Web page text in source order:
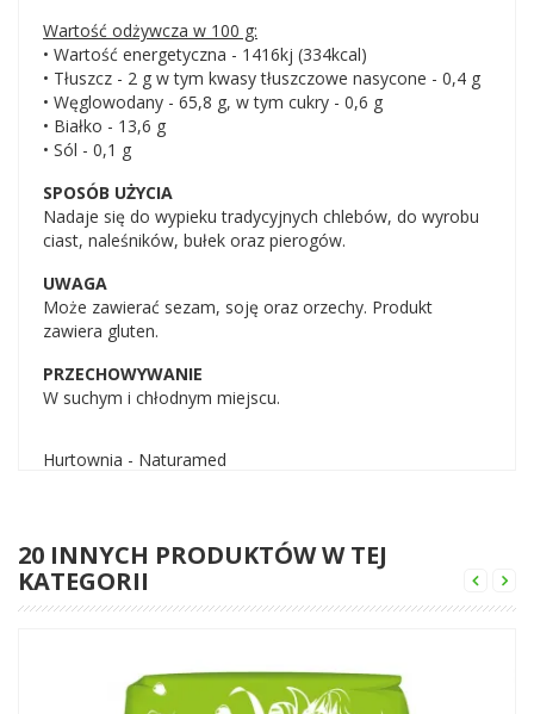
Wartość odżywcza w 100 g:
• Wartość energetyczna - 1416kj (334kcal)
• Tłuszcz - 2 g w tym kwasy tłuszczowe nasycone - 0,4 g
• Węglowodany - 65,8 g, w tym cukry - 0,6 g
• Białko - 13,6 g
• Sól - 0,1 g
SPOSÓB UŻYCIA
Nadaje się do wypieku tradycyjnych chlebów, do wyrobu
ciast, naleśników, bułek oraz pierogów.
UWAGA
Może zawierać sezam, soję oraz orzechy. Produkt
zawiera gluten.
PRZECHOWYWANIE
W suchym i chłodnym miejscu.
Hurtownia - Naturamed
20 INNYCH PRODUKTÓW W TEJ
KATEGORII